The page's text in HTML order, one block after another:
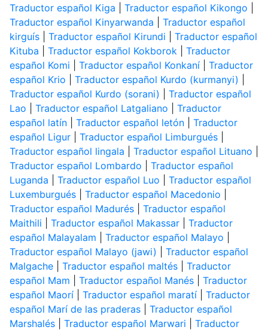
Traductor español Kiga
Traductor español Kikongo
Traductor español Kinyarwanda
Traductor español
kirguís| Traductor español Kirundi
Traductor español
Kituba
Traductor español Kokborok| Traductor
español Komi
Traductor español Konkaní| Traductor
español Krio
Traductor español Kurdo (kurmanyi)
Traductor español Kurdo (sorani)
Traductor español
Lao
Traductor español Latgaliano
Traductor
español latín| Traductor español letón| Traductor
español Ligur| Traductor español Limburgués|
Traductor español lingala
Traductor español Lituano
Traductor español Lombardo
Traductor español
Luganda
Traductor español Luo
Traductor español
Luxemburgués| Traductor español Macedonio
Traductor español Madurés| Traductor español
Maithili
Traductor español Makassar| Traductor
español Malayalam
Traductor español Malayo
Traductor español Malayo (jawi)
Traductor español
Malgache| Traductor español maltés| Traductor
español Mam
Traductor español Manés| Traductor
español Maorí| Traductor español maratí| Traductor
español Marí de las praderas| Traductor español
Marshalés| Traductor español Marwari
Traductor